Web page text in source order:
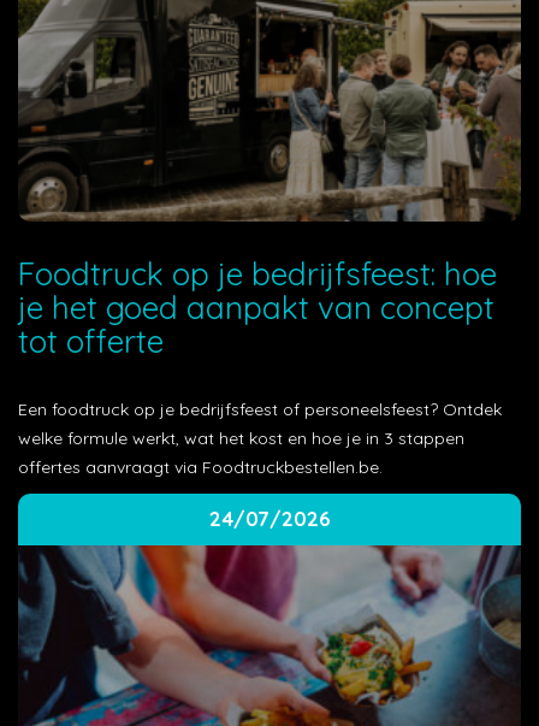
Foodtruck op je bedrijfsfeest: hoe
je het goed aanpakt van concept
tot offerte
Een foodtruck op je bedrijfsfeest of personeelsfeest? Ontdek
welke formule werkt, wat het kost en hoe je in 3 stappen
offertes aanvraagt via Foodtruckbestellen.be.
24/07/2026